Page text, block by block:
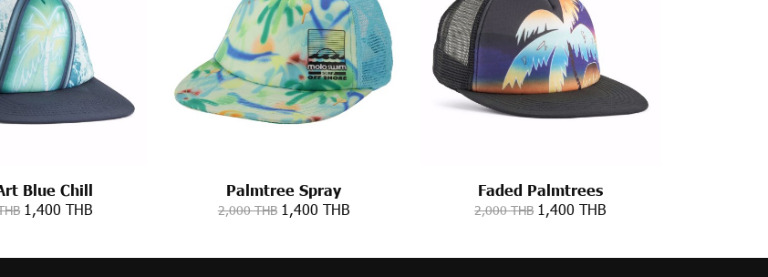
Blue Chill
1,400 THB
Palmtree Spray
2,000 THB 1,400 THB
Faded Palmtrees
2,000 THB 1,400 THB